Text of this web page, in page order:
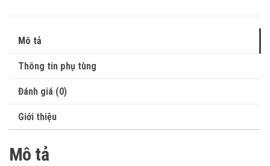
Mô tả
Thông tin phụ tùng
Đánh giá (0)
Giới thiệu
Mô tả